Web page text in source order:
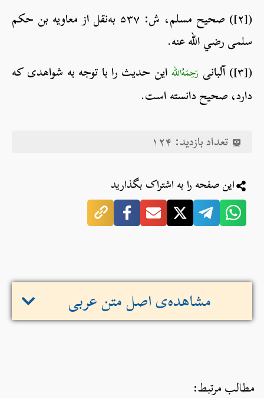
([۲]) صحیح مسلم، ش: ۵۳۷ به‌نقل از معاویه بن حکم
سلمی رضي الله عنه.
([۳]) آلبانی
رَحِمَهُ‌اللهاین حدیث را با توجه به شواهدی که
دارد، صحیح دانسته است.
تعداد بازدید: ۱۲۴
این صفحه را به اشتراک بگذارید
مشاهده‌ی اصل متن عربی
مطالب مرتبط: